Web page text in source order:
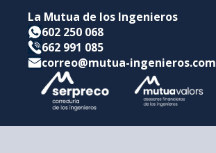
La Mutua de los Ingenieros
602 250 068
662 991 085
correo@mutua-ingenieros.com